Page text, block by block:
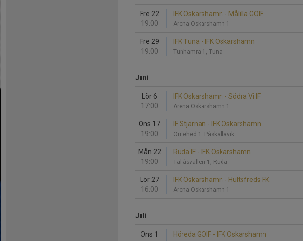
Fre 22
19:00
IFK Oskarshamn - Målilla GOIF
Arena Oskarshamn 1
Fre 29
19:00
IFK Tuna - IFK Oskarshamn
Tunhamra 1, Tuna
Juni
Lör 6
17:00
IFK Oskarshamn - Södra Vi IF
Arena Oskarshamn 1
Ons 17
19:00
IF Stjärnan - IFK Oskarshamn
Örnehed 1, Påskallavik
Mån 22
19:00
Ruda IF - IFK Oskarshamn
Tallåsvallen 1, Ruda
Lör 27
16:00
IFK Oskarshamn - Hultsfreds FK
Arena Oskarshamn 1
Juli
Ons 1
Höreda GOIF - IFK Oskarshamn